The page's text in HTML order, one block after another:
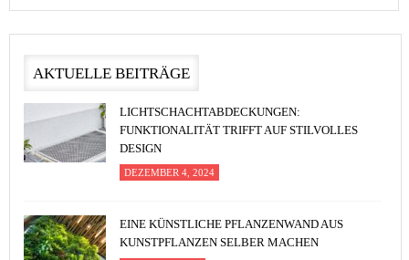
AKTUELLE BEITRÄGE
LICHTSCHACHTABDECKUNGEN:
FUNKTIONALITÄT TRIFFT AUF STILVOLLES
DESIGN
DEZEMBER 4, 2024
EINE KÜNSTLICHE PFLANZENWAND AUS
KUNSTPFLANZEN SELBER MACHEN